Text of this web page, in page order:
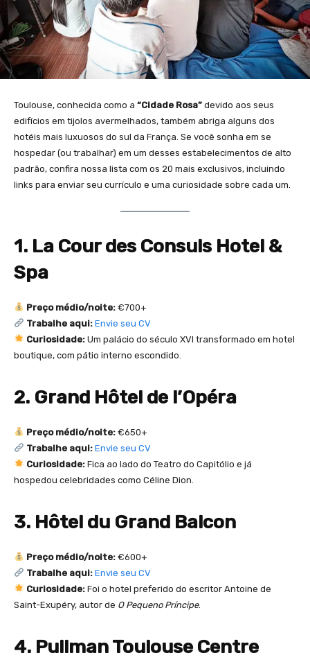
Toulouse, conhecida como a “Cidade Rosa” devido aos seus
edifícios em tijolos avermelhados, também abriga alguns dos
hotéis mais luxuosos do sul da França. Se você sonha em se
hospedar (ou trabalhar) em um desses estabelecimentos de alto
padrão, confira nossa lista com os 20 mais exclusivos, incluindo
links para enviar seu currículo e uma curiosidade sobre cada um.
1. La Cour des Consuls Hotel &
Spa
Preço médio/noite:€700+
Trabalhe aqui: Envie seu CV
Curiosidade:Um palácio do século XVI transformado em hotel
boutique, com pátio interno escondido.
2. Grand Hôtel de l’Opéra
Preço médio/noite:€650+
Trabalhe aqui: Envie seu CV
Curiosidade:Fica ao lado do Teatro do Capitólio e já
hospedou celebridades como Céline Dion.
3. Hôtel du Grand Balcon
Preço médio/noite:€600+
Trabalhe aqui: Envie seu CV
Curiosidade:Foi o hotel preferido do escritor Antoine de
Saint-Exupéry, autor de O Pequeno Príncipe.
4. Pullman Toulouse Centre